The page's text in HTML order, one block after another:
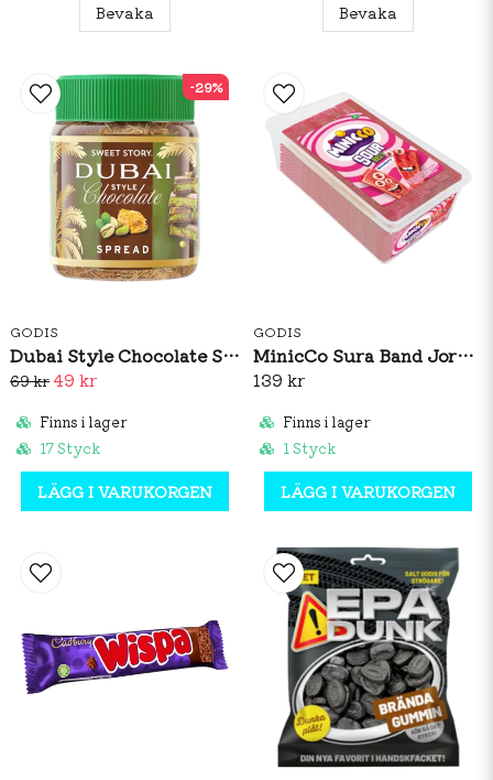
Bevaka Bevaka
GODIS
Dubai Style Chocolate Spread 150g
69 kr 49 kr
Finns i lager
17 Styck
LÄGG I VARUKORGEN
-29%
GODIS
MinicCo Sura Band Jordgubb 1,5kg
139 kr
Finns i lager
1 Styck
LÄGG I VARUKORGEN